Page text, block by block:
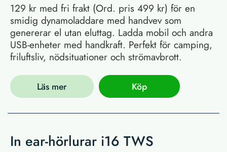
129 kr med fri frakt (Ord. pris 499 kr) för en
smidig dynamoladdare med handvev som
genererar el utan eluttag. Ladda mobil och andra
USB-enheter med handkraft. Perfekt för camping,
friluftsliv, nödsituationer och strömavbrott.
Läs mer Köp
In ear-hörlurar i16 TWS